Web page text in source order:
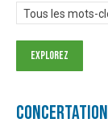
Tous les mots-